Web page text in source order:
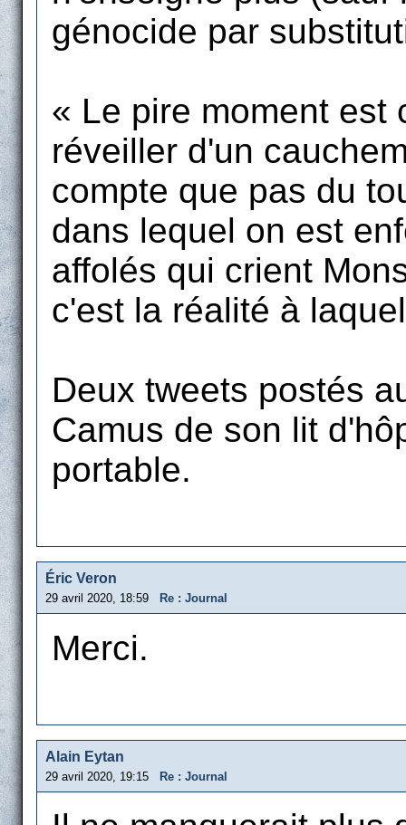
génocide par
« Le pire moment est
réveiller d'un
compte que pas du
dans lequel on est
affolés qui crient
c'est la réalité à
Deux tweets postés
Camus de son lit
portable.
Éric Veron
29 avril 2020, 18:59 Re : Journal
Merci.
Alain Eytan
29 avril 2020, 19:15 Re : Journal